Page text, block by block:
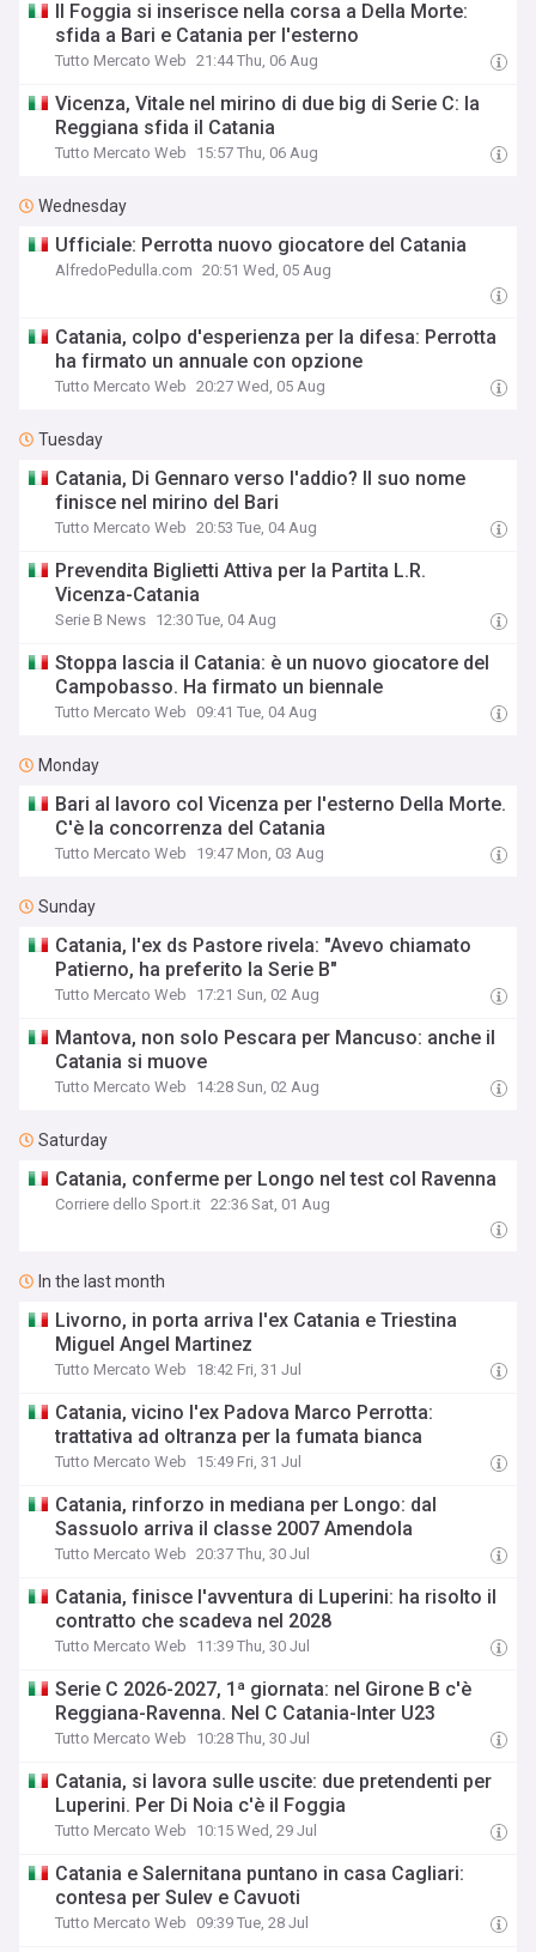
Il Foggia si inserisce nella corsa a Della Morte:
sfida a Bari e Catania per l'esterno
Tutto Mercato Web 21:44 Thu, 06 Aug
Vicenza, Vitale nel mirino di due big di Serie C: la
Reggiana sfida il Catania
Tutto Mercato Web 15:57 Thu, 06 Aug
Wednesday
Ufficiale: Perrotta nuovo giocatore del Catania
AlfredoPedulla.com 20:51 Wed, 05 Aug
Catania, colpo d'esperienza per la difesa: Perrotta
ha firmato un annuale con opzione
Tutto Mercato Web 20:27 Wed, 05 Aug
Tuesday
Catania, Di Gennaro verso l'addio? Il suo nome
finisce nel mirino del Bari
Tutto Mercato Web 20:53 Tue, 04 Aug
Prevendita Biglietti Attiva per la Partita L.R.
Vicenza-Catania
Serie B News 12:30 Tue, 04 Aug
Stoppa lascia il Catania: è un nuovo giocatore del
Campobasso. Ha firmato un biennale
Tutto Mercato Web 09:41 Tue, 04 Aug
Monday
Bari al lavoro col Vicenza per l'esterno Della Morte.
C'è la concorrenza del Catania
Tutto Mercato Web 19:47 Mon, 03 Aug
Sunday
Catania, l'ex ds Pastore rivela: "Avevo chiamato
Patierno, ha preferito la Serie B"
Tutto Mercato Web 17:21 Sun, 02 Aug
Mantova, non solo Pescara per Mancuso: anche il
Catania si muove
Tutto Mercato Web 14:28 Sun, 02 Aug
Saturday
Catania, conferme per Longo nel test col Ravenna
Corriere dello Sport.it 22:36 Sat, 01 Aug
In the last month
Livorno, in porta arriva l'ex Catania e Triestina
Miguel Angel Martinez
Tutto Mercato Web 18:42 Fri, 31 Jul
Catania, vicino l'ex Padova Marco Perrotta:
trattativa ad oltranza per la fumata bianca
Tutto Mercato Web 15:49 Fri, 31 Jul
Catania, rinforzo in mediana per Longo: dal
Sassuolo arriva il classe 2007 Amendola
Tutto Mercato Web 20:37 Thu, 30 Jul
Catania, finisce l'avventura di Luperini: ha risolto il
contratto che scadeva nel 2028
Tutto Mercato Web 11:39 Thu, 30 Jul
Serie C 2026-2027, 1ª giornata: nel Girone B c'è
Reggiana-Ravenna. Nel C Catania-Inter U23
Tutto Mercato Web 10:28 Thu, 30 Jul
Catania, si lavora sulle uscite: due pretendenti per
Luperini. Per Di Noia c'è il Foggia
Tutto Mercato Web 10:15 Wed, 29 Jul
Catania e Salernitana puntano in casa Cagliari:
contesa per Sulev e Cavuoti
Tutto Mercato Web 09:39 Tue, 28 Jul